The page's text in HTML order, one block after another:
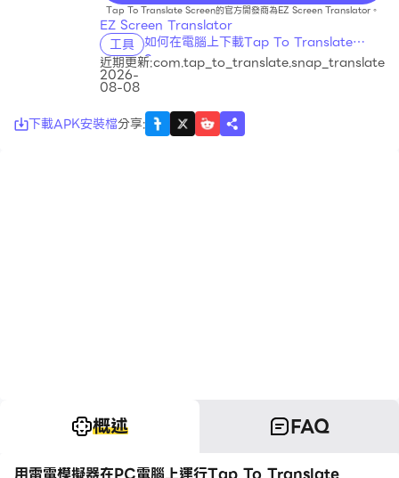
Tap To Translate Screen的官方開發商為EZ Screen Translator。
EZ Screen Translator
工具 如何在電腦上下載Tap To Translate
Screen
近期更新:
2026-
08-08
com.tap_to_translate.snap_translate
下載APK安裝檔分享:
概述 FAQ